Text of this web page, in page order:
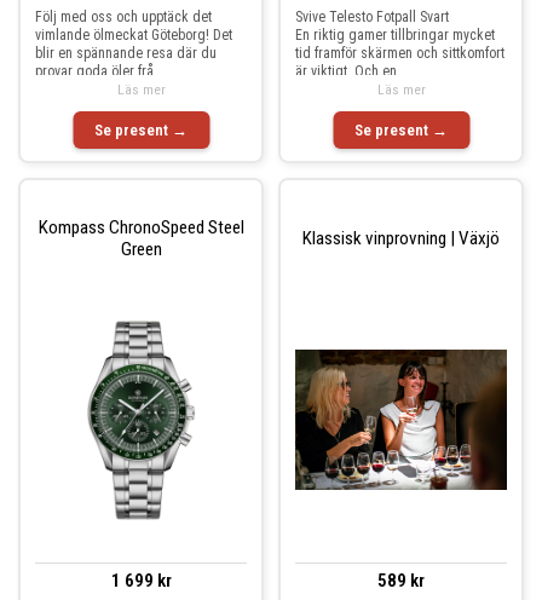
Följ med oss och upptäck det
vimlande ölmeckat Göteborg! Det
blir en spännande resa där du
provar goda öler frå
Se present →
Läs mer
Svive Telesto Fotpall Svart
En riktig gamer tillbringar mycket
tid framför skärmen och sittkomfort
är viktigt. Och en
Se present →
Läs mer
Kompass ChronoSpeed Steel
Green
1 699 kr
Klassisk vinprovning | Växjö
589 kr